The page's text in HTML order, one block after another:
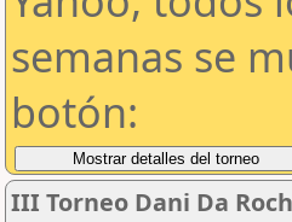
semanas se
botón:
III Torneo Dani Da